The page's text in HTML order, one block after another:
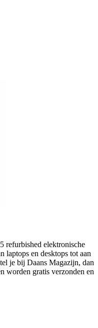
refurbished elektronische
laptops en desktops tot aan
je bij Daans Magazijn, dan
worden gratis verzonden en